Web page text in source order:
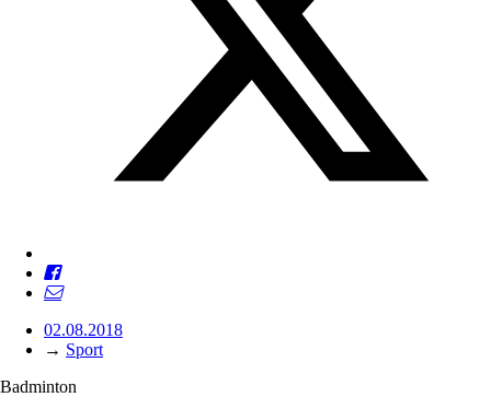
02.08.2018
→ Sport
Badminton